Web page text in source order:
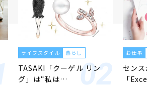
ライフスタイル 暮らし
TASAKI「クーゲル リン
グ」は“私は…
お仕事
セン
「